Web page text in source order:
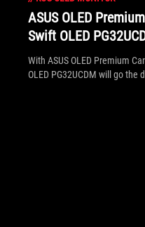
ASUS OLED
Swift OLED
With ASUS OLED Premium
OLED PG32UCDM will go the